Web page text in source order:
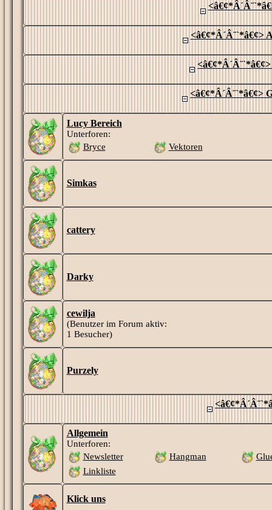
<â€¢*Â´Â¨`*â€¢>
<â€¢*Â´Â¨`*â€¢>
Lucy Bereich
Unterforen:
Bryce
Vektoren
Simkas
cattery
Darky
cewilja
(Benutzer im Forum aktiv:
1 Besucher)
Purzely
Allgemein
Unterforen:
Newsletter
Hangman
Linkliste
Klick uns